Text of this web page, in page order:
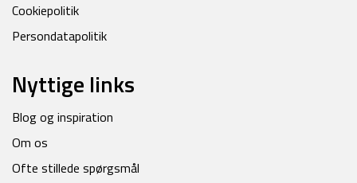
Cookiepolitik
Persondatapolitik
Nyttige links
Blog og inspiration
Om os
Ofte stillede spørgsmål